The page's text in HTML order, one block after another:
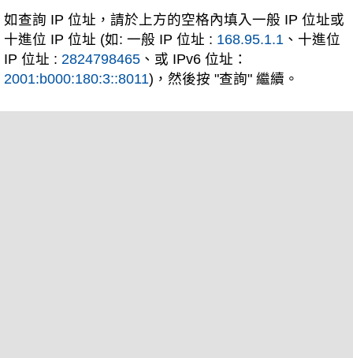
如查詢 IP 位址，請於上方的空格內填入一般 IP 位址或
十進位 IP 位址 (如: 一般 IP 位址 : 168.95.1.1 、十進位
IP 位址 : 2824798465 、或 IPv6 位址：
2001:b000:180:3::8011)，然後按 "查詢" 繼續。